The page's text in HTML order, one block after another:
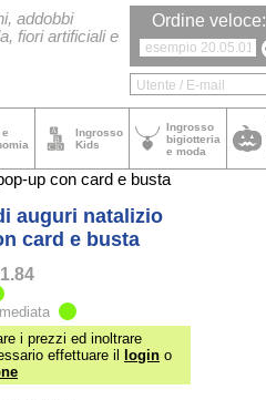
addobbi
fiori artificiali e
Ordine veloce:
Ingrosso
Kids
Ingrosso
bigiotteria
e moda
up con card e busta
auguri natalizio
card e busta
i prezzi ed inoltrare
effettuare il
login o